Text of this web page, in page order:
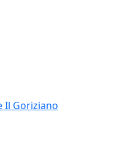
Il Goriziano